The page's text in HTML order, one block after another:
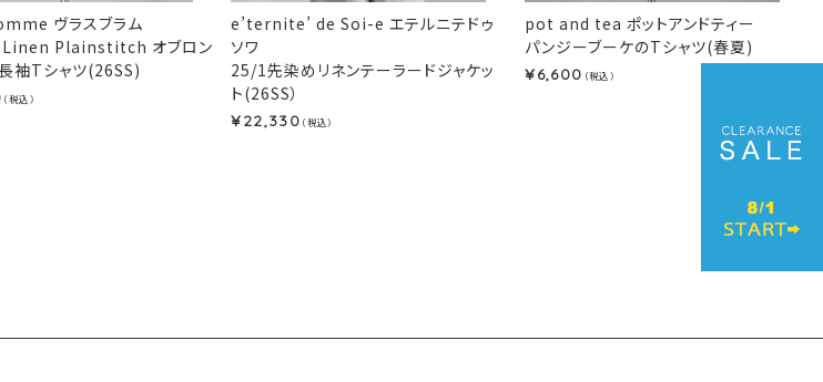
ヴラスブラム
Plainstitch オブロン
袖Tシャツ(26SS)
（税込）
e’ternite’ de Soi-e エテルニテドゥ
ソワ
25/1先染めリネンテーラードジャケッ
ト(26SS）
¥ 22,330 （税込）
pot and tea ポットアンドティー
パンジーブーケのTシャツ(春夏)
¥ 6,600 （税込）